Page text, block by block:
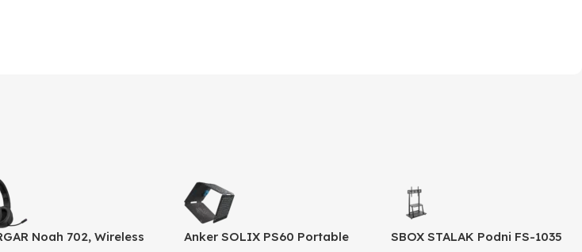
Noah 702, Wireless
Anker SOLIX PS60 Portable
SBOX STALAK Podni FS-1035